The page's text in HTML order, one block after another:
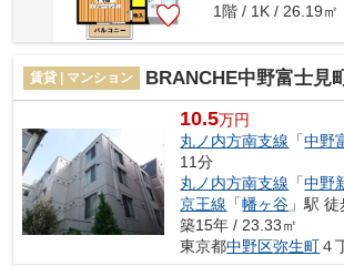
1階 / 1K / 26.19㎡
賃貸 | マンション BRANCHE中野富士見
10.5万円
丸ノ内方南支線 「中野
11分
丸ノ内方南支線 「中野
京王線 「幡ヶ谷 」駅
築15年 / 23.33㎡
東京都中野区弥生町４